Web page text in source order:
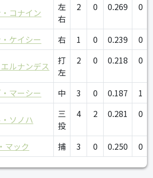
コナイン
左
右
2 0 0.269 0
ケイシー 右 1 0 0.239
0
ルナンデス
打
左
2 0 0.218 0
マーシー 中 3 0 0.187
1
ソノハ
三
投
4 2 0.281 0
マック 捕 3 0 0.250 0